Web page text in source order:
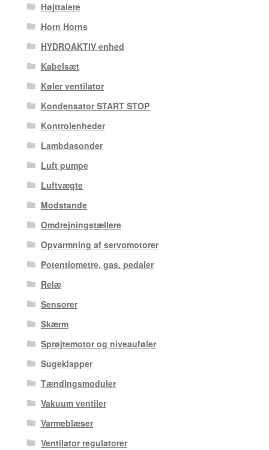
Højttalere
Horn Horns
HYDROAKTIV enhed
Kabelsæt
Køler ventilator
Kondensator START STOP
Kontrolenheder
Lambdasonder
Luft pumpe
Luftvægte
Modstande
Omdrejningstællere
Opvarmning af servomotorer
Potentiometre, gas. pedaler
Relæ
Sensorer
Skærm
Sprøjtemotor og niveauføler
Sugeklapper
Tændingsmoduler
Vakuum ventiler
Varmeblæser
Ventilator regulatorer